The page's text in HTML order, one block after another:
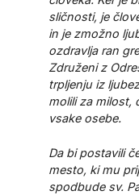
sličnosti, je
in je zmožno
ozdravlja ran
Združeni z
trpljenju iz
molili za milost,
vsake osebe.
Da bi postavili
mesto, ki mu
spodbude sv.